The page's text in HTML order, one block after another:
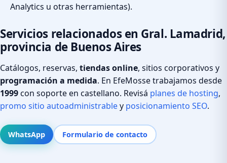
Analytics u otras herramientas).
Servicios relacionados en Gral. Lamadrid,
provincia de Buenos Aires
Catálogos, reservas, tiendas online, sitios corporativos y
programación a medida. En EfeMosse trabajamos desde
1999con soporte en castellano. Revisá planes de hosting,
promo sitio autoadministrabley posicionamiento SEO.
WhatsApp Formulario de contacto